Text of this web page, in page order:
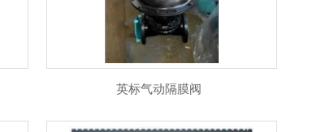
英标气动隔膜阀